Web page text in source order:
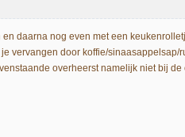
daarna nog even met een
vervangen door koffie/
overheerst namelijk niet bij